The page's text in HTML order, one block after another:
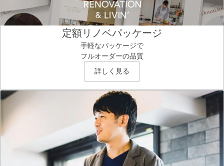
定額リノベパッケージ
手軽なパッケージで
フルオーダーの品質
詳しく見る